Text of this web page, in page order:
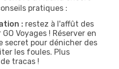
pratiques :
: restez à l'affût des
Voyages ! Réserver en
secret pour dénicher des
les foules. Plus
tracas !